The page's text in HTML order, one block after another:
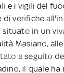
e i vigili del
di verifiche
in un
Masiano,
a seguito
il quale ha